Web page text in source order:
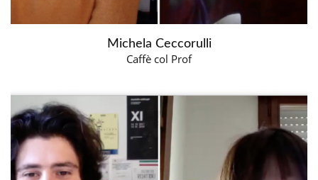
Michela Ceccorulli
Caffè col Prof